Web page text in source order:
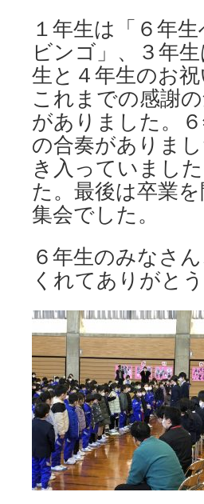
１年生は「６年
ビンゴ」、３年
生と４年生のお
これまでの感謝
がありました。
の合奏がありま
き入っていまし
た。最後は卒業
集会でした。
６年生のみなさ
くれてありがと